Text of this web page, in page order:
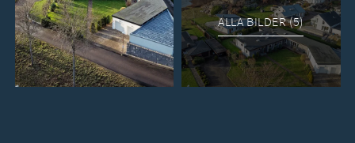
ALLA BILDER (5)